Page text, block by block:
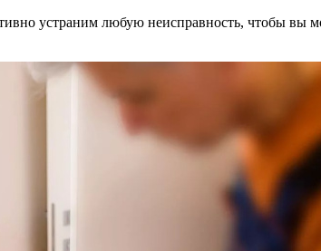
устраним любую неисправность, чтобы вы